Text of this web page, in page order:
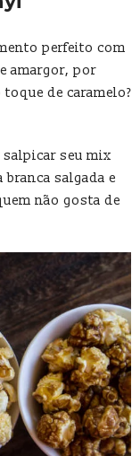
perfeito com
amargor, por
de caramelo?
salpicar seu mix
salgada e
não gosta de